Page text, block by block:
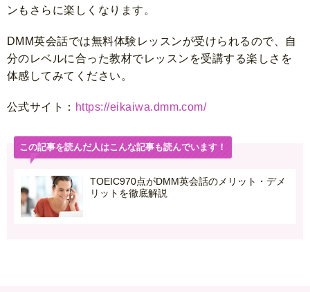
ンもさらに楽しくなります。
DMM英会話では無料体験レッスンが受けられるので、自
分のレベルに合った教材でレッスンを受講する楽しさを
体感してみてください。
公式サイト： https://eikaiwa.dmm.com/
この記事を読んだ人はこんな記事も読んでいます！
TOEIC970点がDMM英会話のメリット・デメ
リットを徹底解説